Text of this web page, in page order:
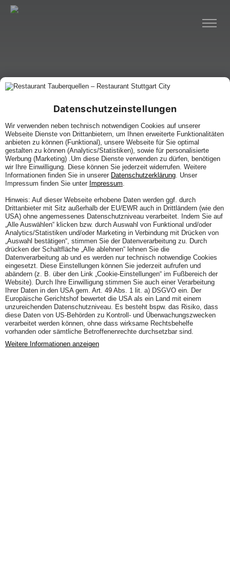
Datenschutzeinstellungen
Wir verwenden neben technisch notwendigen Cookies auf unserer
Webseite Dienste von Drittanbietern, um Ihnen erweiterte Funktionalitäten
anbieten zu können (Funktional), unsere Webseite für Sie optimal
gestalten zu können (Analytics/Statistiken), sowie für personalisierte
Werbung (Marketing) .Um diese Dienste verwenden zu dürfen, benötigen
wir Ihre Einwilligung. Diese können Sie jederzeit widerrufen. Weitere
Informationen finden Sie in unserer Datenschutzerklärung. Unser
Impressum finden Sie unter Impressum.
Hinweis: Auf dieser Webseite erhobene Daten werden ggf. durch
Drittanbieter mit Sitz außerhalb der EU/EWR auch in Drittländern (wie den
USA) ohne angemessenes Datenschutzniveau verarbeitet. Indem Sie auf
„Alle Auswählen“ klicken bzw. durch Auswahl von Funktional und/oder
Analytics/Statistiken und/oder Marketing in Verbindung mit Drücken von
„Auswahl bestätigen“, stimmen Sie der Datenverarbeitung zu. Durch
drücken der Schaltfläche „Alle ablehnen“ lehnen Sie die
Datenverarbeitung ab und es werden nur technisch notwendige Cookies
eingesetzt. Diese Einstellungen können Sie jederzeit aufrufen und
abändern (z. B. über den Link „Cookie-Einstellungen“ im Fußbereich der
Website). Durch Ihre Einwilligung stimmen Sie auch einer Verarbeitung
Ihrer Daten in den USA gem. Art. 49 Abs. 1 lit. a) DSGVO ein. Der
Europäische Gerichtshof bewertet die USA als ein Land mit einem
unzureichenden Datenschutzniveau. Es besteht bspw. das Risiko, dass
diese Daten von US-Behörden zu Kontroll- und Überwachungszwecken
verarbeitet werden können, ohne dass wirksame Rechtsbehelfe
vorhanden oder sämtliche Betroffenenrechte durchsetzbar sind.
Weitere Informationen anzeigen